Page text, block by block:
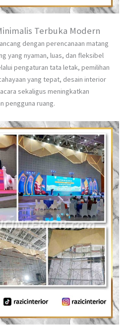
Terbuka Modern
dengan perencanaan matang
yang nyaman, luas, dan fleksibel
pengaturan tata letak, pemilihan
yang tepat, desain interior
sekaligus meningkatkan
pengguna ruang.